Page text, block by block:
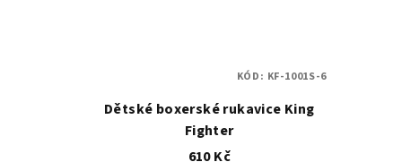
Dětské boxerské rukavice King
Fighter
610 Kč
KÓD: KF-1001S-6